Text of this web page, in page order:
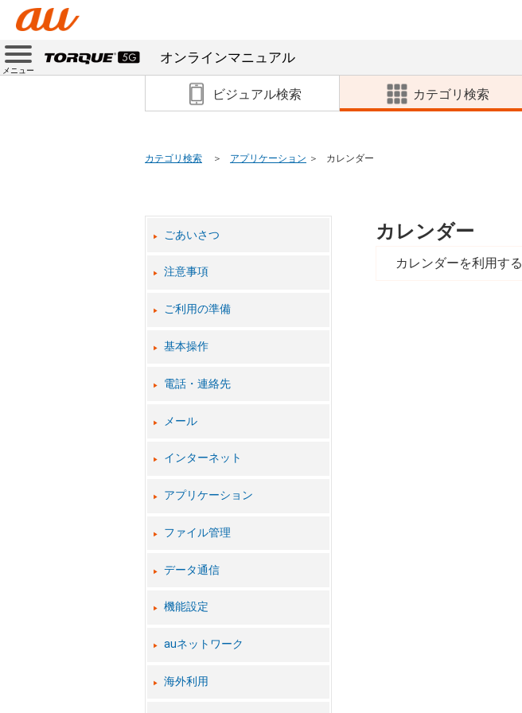
メニュー
オンラインマニュアル
ビジュアル検索 カテゴリ検索
カテゴリ検索 アプリケーション カレンダー
ごあいさつ
注意事項
ご利用の準備
基本操作
電話・連絡先
メール
インターネット
アプリケーション
ファイル管理
データ通信
機能設定
auネットワーク
海外利用
カレンダー
カレンダーを利用する